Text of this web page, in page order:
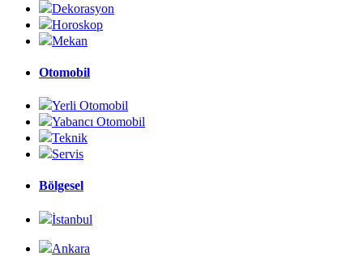
Dekorasyon
Horoskop
Mekan
Otomobil
Yerli Otomobil
Yabancı Otomobil
Teknik
Servis
Bölgesel
İstanbul
Ankara